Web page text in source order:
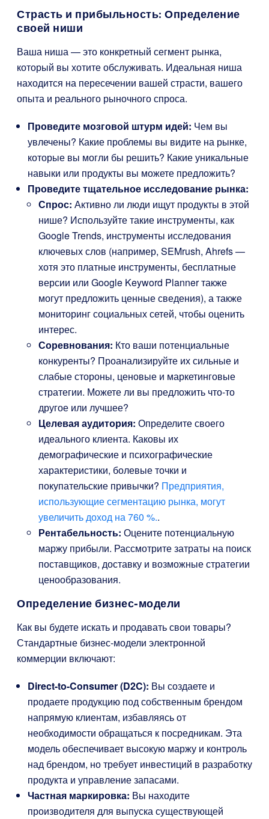
Страсть и прибыльность: Определение
своей ниши
Ваша ниша — это конкретный сегмент рынка,
который вы хотите обслуживать. Идеальная ниша
находится на пересечении вашей страсти, вашего
опыта и реального рыночного спроса.
Проведите мозговой штурм идей: Чем вы
увлечены? Какие проблемы вы видите на рынке,
которые вы могли бы решить? Какие уникальные
навыки или продукты вы можете предложить?
Проведите тщательное исследование рынка:
Спрос: Активно ли люди ищут продукты в этой
нише? Используйте такие инструменты, как
Google Trends, инструменты исследования
ключевых слов (например, SEMrush, Ahrefs —
хотя это платные инструменты, бесплатные
версии или Google Keyword Planner также
могут предложить ценные сведения), а также
мониторинг социальных сетей, чтобы оценить
интерес.
Соревнования: Кто ваши потенциальные
конкуренты? Проанализируйте их сильные и
слабые стороны, ценовые и маркетинговые
стратегии. Можете ли вы предложить что-то
другое или лучшее?
Целевая аудитория: Определите своего
идеального клиента. Каковы их
демографические и психографические
характеристики, болевые точки и
покупательские привычки? Предприятия,
использующие сегментацию рынка, могут
увеличить доход на 760 %..
Рентабельность: Оцените потенциальную
маржу прибыли. Рассмотрите затраты на поиск
поставщиков, доставку и возможные стратегии
ценообразования.
Определение бизнес-модели
Как вы будете искать и продавать свои товары?
Стандартные бизнес-модели электронной
коммерции включают:
Direct-to-Consumer (D2C): Вы создаете и
продаете продукцию под собственным брендом
напрямую клиентам, избавляясь от
необходимости обращаться к посредникам. Эта
модель обеспечивает высокую маржу и контроль
над брендом, но требует инвестиций в разработку
продукта и управление запасами.
Частная маркировка: Вы находите
производителя для выпуска существующей